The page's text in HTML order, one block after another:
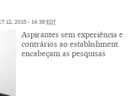
12, 2015 - 14:39 EDT
Aspirantes sem experiência e
contrários ao establishment
encabeçam as pesquisas